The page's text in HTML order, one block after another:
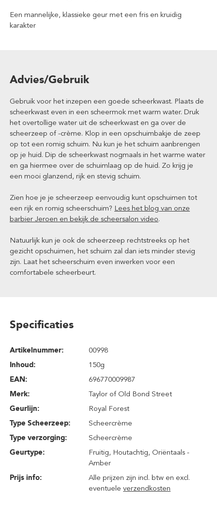
Een mannelijke, klassieke geur met een fris en kruidig
karakter
Advies/Gebruik
Gebruik voor het inzepen een goede scheerkwast. Plaats de
scheerkwast even in een scheermok met warm water. Druk
het overtollige water uit de scheerkwast en ga over de
scheerzeep of -crème. Klop in een opschuimbakje de zeep
op tot een romig schuim. Nu kun je het schuim aanbrengen
op je huid. Dip de scheerkwast nogmaals in het warme water
en ga hiermee over de schuimlaag op de huid. Zo krijg je
een mooi glanzend, rijk en stevig schuim.
Zien hoe je je scheerzeep eenvoudig kunt opschuimen tot
een rijk en romig scheerschuim? Lees het blog van onze
barbier Jeroen en bekijk de scheersalon video.
Natuurlijk kun je ook de scheerzeep rechtstreeks op het
gezicht opschuimen, het schuim zal dan iets minder stevig
zijn. Laat het scheerschuim even inwerken voor een
comfortabele scheerbeurt.
Specificaties
Artikelnummer:
00998
Inhoud:
150g
EAN:
696770009987
Merk:
Taylor of Old Bond Street
Geurlijn:
Royal Forest
Type Scheerzeep:
Scheercrème
Type verzorging:
Scheercrème
Geurtype:
Fruitig, Houtachtig, Oriëntaals -
Amber
Prijs info:
Alle prijzen zijn incl. btw en excl.
eventueleverzendkosten